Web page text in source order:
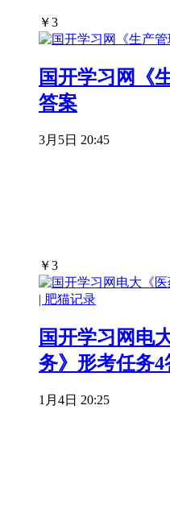
￥3
国开学习网《
答案
3月5日 20:45
￥3
国开学习网电
务》形考任务4
1月4日 20:25